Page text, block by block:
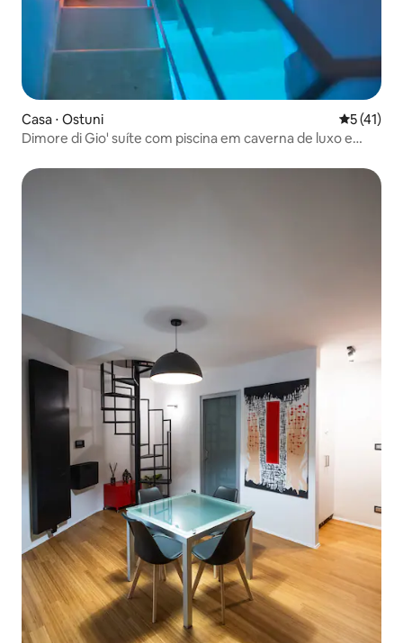
Casa ⋅ Ostuni 5 de uma
5 (41)
Dimore di Gio' suíte com piscina em caverna de luxo e